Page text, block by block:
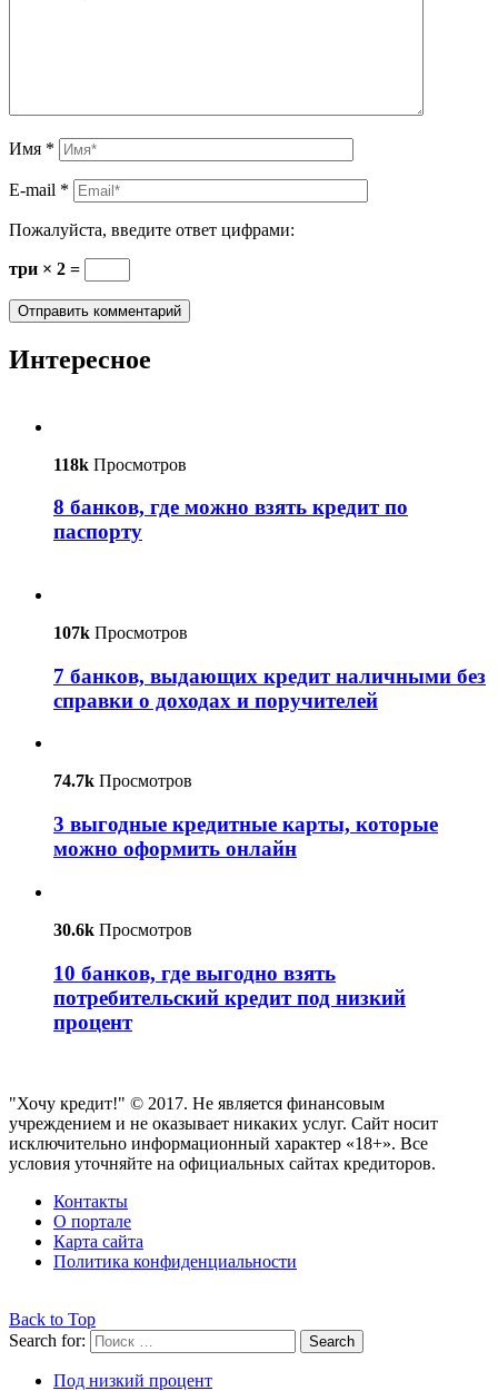
Имя *
E-mail *
Пожалуйста, введите ответ цифрами:
три × 2 =
Интересное
118k Просмотров
8 банков, где можно взять кредит по
паспорту
107k Просмотров
7 банков, выдающих кредит наличными без
справки о доходах и поручителей
74.7k Просмотров
3 выгодные кредитные карты, которые
можно оформить онлайн
30.6k Просмотров
10 банков, где выгодно взять
потребительский кредит под низкий
процент
"Хочу кредит!" © 2017. Не является финансовым
учреждением и не оказывает никаких услуг. Сайт носит
исключительно информационный характер «18+». Все
условия уточняйте на официальных сайтах кредиторов.
Контакты
О портале
Карта сайта
Политика конфиденциальности
Back to Top
Search for:
Search
Под низкий процент